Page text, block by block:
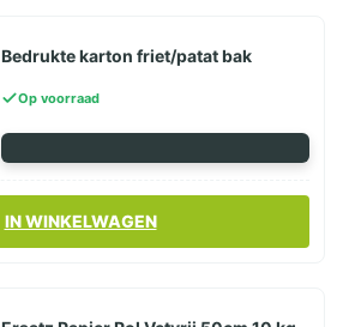
Bedrukte karton friet/patat bak
Op voorraad
IN WINKELWAGEN